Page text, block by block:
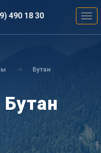
490 18 30
Бутан